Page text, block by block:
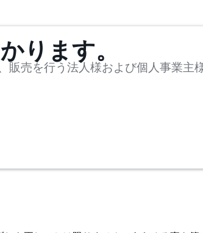
ります。
売を行う法人様および個人事業主